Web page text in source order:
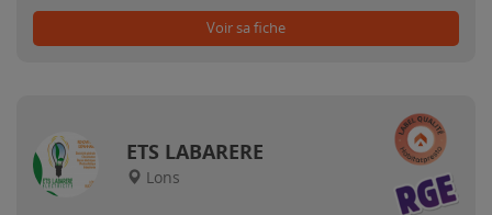
Voir sa fiche
ETS LABARERE
Lons